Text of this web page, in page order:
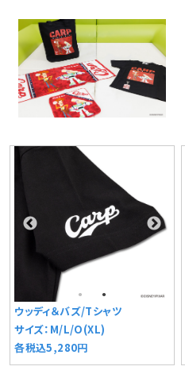
ウッディ＆バズ/Tシャツ
サイズ：M/L/O(XL)
各税込5,280円